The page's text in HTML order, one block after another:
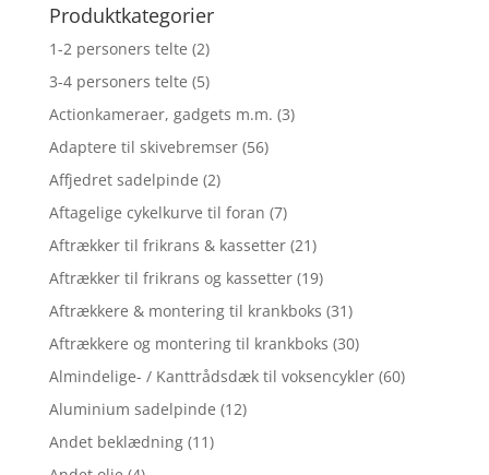
Produktkategorier
1-2 personers telte (2)
3-4 personers telte (5)
Actionkameraer, gadgets m.m. (3)
Adaptere til skivebremser (56)
Affjedret sadelpinde (2)
Aftagelige cykelkurve til foran (7)
Aftrækker til frikrans & kassetter (21)
Aftrækker til frikrans og kassetter (19)
Aftrækkere & montering til krankboks (31)
Aftrækkere og montering til krankboks (30)
Almindelige- / Kanttrådsdæk til voksencykler (60)
Aluminium sadelpinde (12)
Andet beklædning (11)